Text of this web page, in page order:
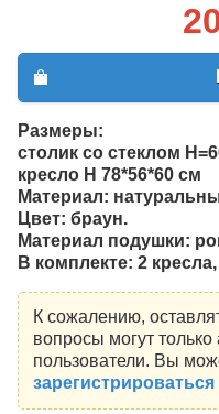
Размеры:
столик со стеклом
кресло Н 78*56*60 см
Материал:
Цвет: браун.
Материал подушки:
В комплекте: 2
К сожалению,
вопросы могут
пользователи. Вы
зарегистрироваться